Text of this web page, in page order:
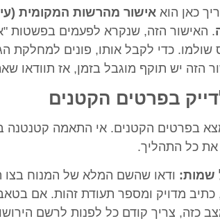
כאן הוא אישור מהרשות המקומית
. האישור הזה, שנקרא לפעמים בפשטות
כדי לקבל אותו, פונים למחלקת
הזה יש תוקף מוגבל בזמן, אז תוודאו
בפרטים הקטנים
בפרטים הקטנים. אי התאמה קטנטנה
את כל התהליך.
שמות: ודאו שהשם המלא של המנוח בצו
מדויק ומספר תעודת זהות. אם
כזה, צריך קודם כל לפנות לרשם